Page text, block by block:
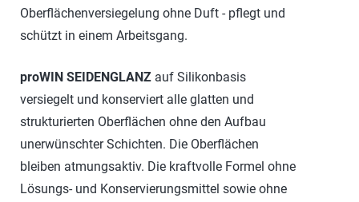
Oberflächenversiegelung ohne Duft - pflegt und
schützt in einem Arbeitsgang.
proWIN SEIDENGLANZauf Silikonbasis
versiegelt und konserviert alle glatten und
strukturierten Oberflächen ohne den Aufbau
unerwünschter Schichten. Die Oberflächen
bleiben atmungsaktiv. Die kraftvolle Formel ohne
Lösungs- und Konservierungsmittel sowie ohne